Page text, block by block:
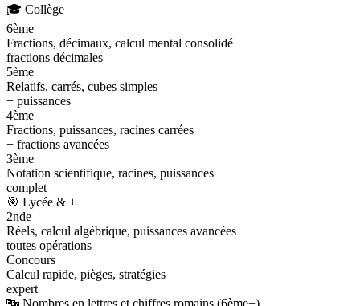
🎓 Collège
6ème
Fractions, décimaux, calcul mental consolidé
fractions décimales
5ème
Relatifs, carrés, cubes simples
+ puissances
4ème
Fractions, puissances, racines carrées
+ fractions avancées
3ème
Notation scientifique, racines, puissances
complet
🎯 Lycée & +
2nde
Réels, calcul algébrique, puissances avancées
toutes opérations
Concours
Calcul rapide, pièges, stratégies
expert
🔤 Nombres en lettres et chiffres romains (6ème+)